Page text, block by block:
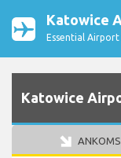
Katowice
Essential
Katowice